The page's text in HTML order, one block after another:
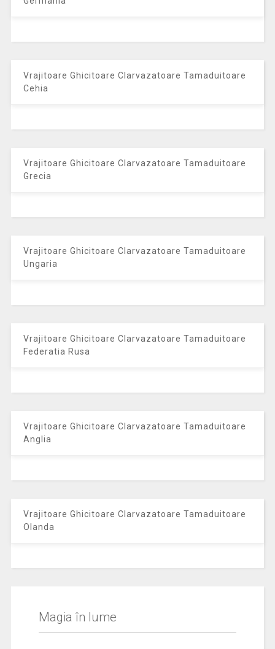
Vrajitoare Ghicitoare Clarvazatoare Tamaduitoare
Cehia
Vrajitoare Ghicitoare Clarvazatoare Tamaduitoare
Grecia
Vrajitoare Ghicitoare Clarvazatoare Tamaduitoare
Ungaria
Vrajitoare Ghicitoare Clarvazatoare Tamaduitoare
Federatia Rusa
Vrajitoare Ghicitoare Clarvazatoare Tamaduitoare
Anglia
Vrajitoare Ghicitoare Clarvazatoare Tamaduitoare
Olanda
Magia în lume